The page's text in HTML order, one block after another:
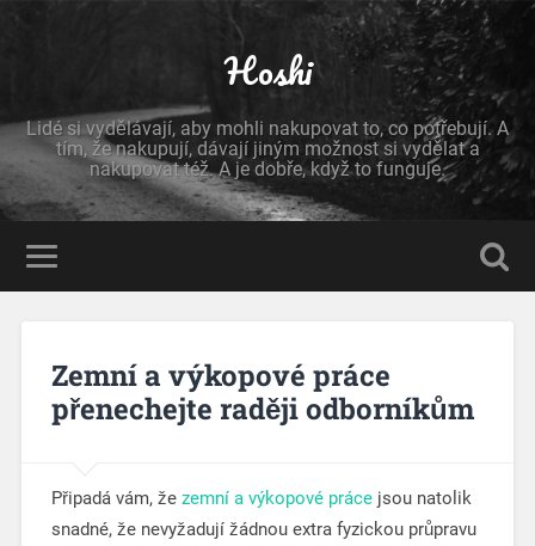
Hoshi
Lidé si vydělávají, aby mohli nakupovat to, co potřebují. A
tím, že nakupují, dávají jiným možnost si vydělat a
nakupovat též. A je dobře, když to funguje.
Zemní a výkopové práce
přenechejte raději odborníkům
Připadá vám, že zemní a výkopové prácejsou natolik
snadné, že nevyžadují žádnou extra fyzickou průpravu